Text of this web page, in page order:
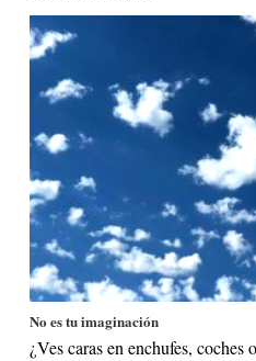
No es tu imaginación
¿Ves caras en enchufes,